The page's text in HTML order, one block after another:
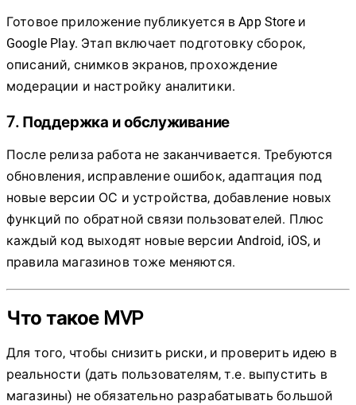
Готовое приложение публикуется в App Store и
Google Play. Этап включает подготовку сборок,
описаний, снимков экранов, прохождение
модерации и настройку аналитики.
7. Поддержка и обслуживание
После релиза работа не заканчивается. Требуются
обновления, исправление ошибок, адаптация под
новые версии ОС и устройства, добавление новых
функций по обратной связи пользователей. Плюс
каждый код выходят новые версии Android, iOS, и
правила магазинов тоже меняются.
Что такое MVP
Для того, чтобы снизить риски, и проверить идею в
реальности (дать пользователям, т.е. выпустить в
магазины) не обязательно разрабатывать большой